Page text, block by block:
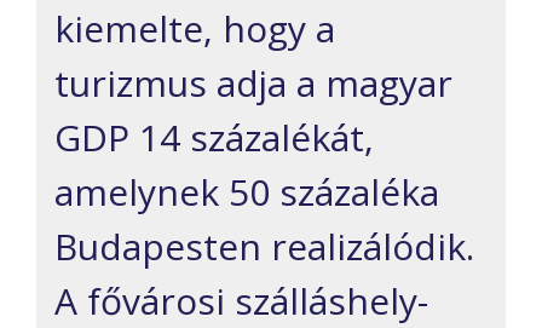
kiemelte, hogy a
turizmus adja a magyar
GDP 14 százalékát,
amelynek 50 százaléka
Budapesten realizálódik.
A fővárosi szálláshely-